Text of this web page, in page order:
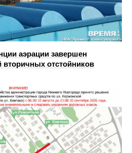
аэрации завершен
вторичных отстойников